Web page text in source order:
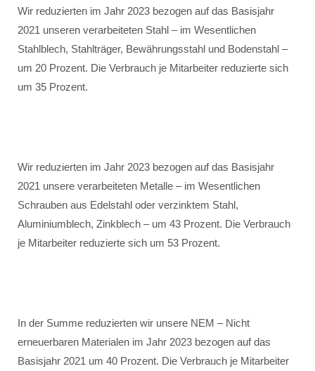
Wir reduzierten im Jahr 2023 bezogen auf das Basisjahr
2021 unseren verarbeiteten Stahl – im Wesentlichen
Stahlblech, Stahlträger, Bewährungsstahl und Bodenstahl –
um 20 Prozent. Die Verbrauch je Mitarbeiter reduzierte sich
um 35 Prozent.
Wir reduzierten im Jahr 2023 bezogen auf das Basisjahr
2021 unsere verarbeiteten Metalle – im Wesentlichen
Schrauben aus Edelstahl oder verzinktem Stahl,
Aluminiumblech, Zinkblech – um 43 Prozent. Die Verbrauch
je Mitarbeiter reduzierte sich um 53 Prozent.
In der Summe reduzierten wir unsere NEM – Nicht
erneuerbaren Materialen im Jahr 2023 bezogen auf das
Basisjahr 2021 um 40 Prozent. Die Verbrauch je Mitarbeiter